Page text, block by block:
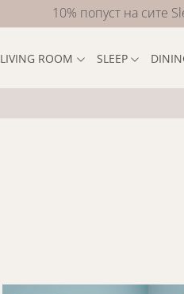
10% попуст на сите Sleep
LIVING ROOM SLEEP